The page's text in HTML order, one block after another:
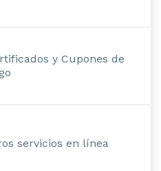
y Cupones de
servicios en línea